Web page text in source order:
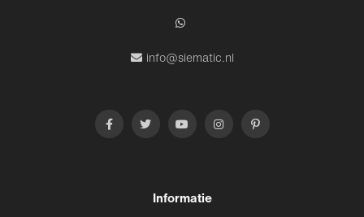
info@siematic.nl
Informatie